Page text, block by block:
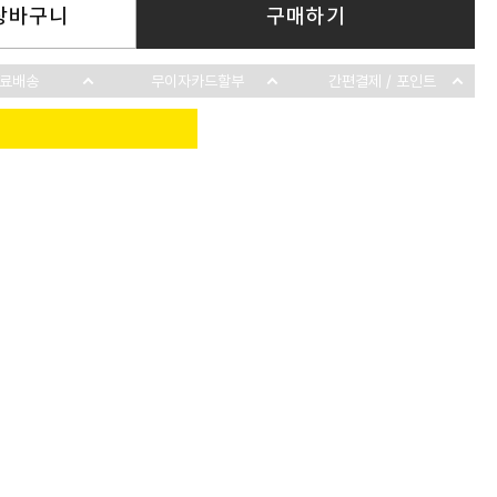
바구니 구매하기
배송 무이자카드할부 간편결제 / 포인트